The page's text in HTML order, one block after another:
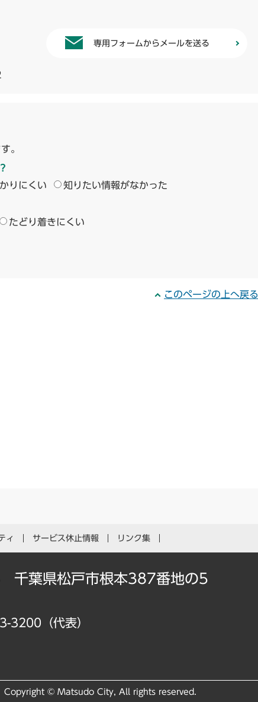
専用フォームからメールを送る
。
りにくい 知りたい情報がなかった
たどり着きにくい
このページの上へ戻る
ィ サービス休止情報 リンク集
葉県松戸市根本387番地の5
3200（代表）
Copyright © Matsudo City, All rights reserved.